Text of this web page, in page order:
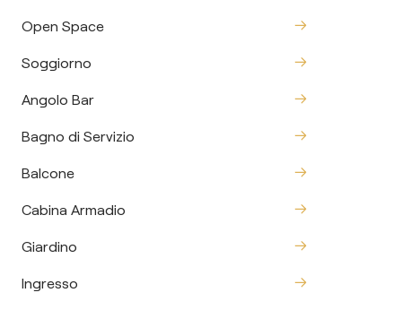
Open Space
Soggiorno
Angolo Bar
Bagno di Servizio
Balcone
Cabina Armadio
Giardino
Ingresso